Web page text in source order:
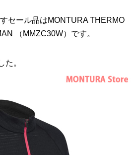
セール品はMONTURA THERMO
（MMZC30W）です。
た。